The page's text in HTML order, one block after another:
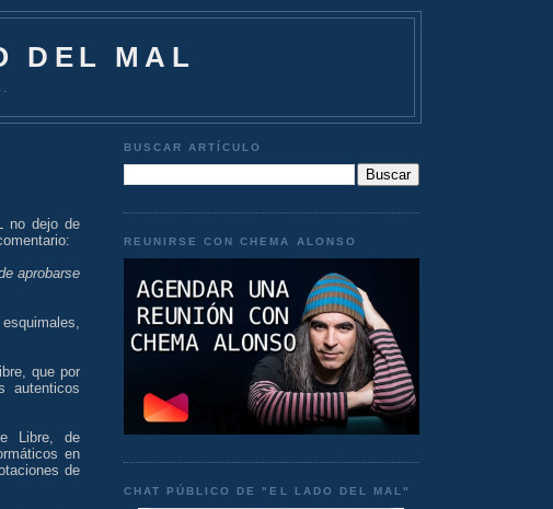
DEL MAL
no dejo de
aprobarse
que por
autenticos
Libre, de
en
de
BUSCAR ARTÍCULO
REUNIRSE CON CHEMA ALONSO
CHAT PÚBLICO DE "EL LADO DEL MAL"